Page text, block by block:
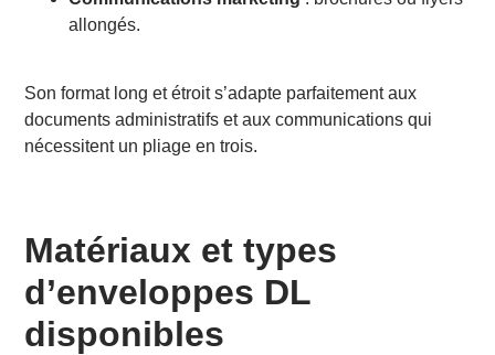
allongés.
Son format long et étroit s’adapte parfaitement aux
documents administratifs et aux communications qui
nécessitent un pliage en trois.
Matériaux et types
d’enveloppes DL
disponibles